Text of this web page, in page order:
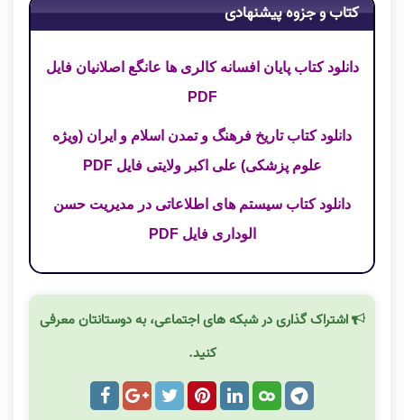
کتاب و جزوه پیشنهادی
دانلود کتاب پایان افسانه کالری ها عانگع اصلانیان فایل
PDF
دانلود کتاب تاریخ فرهنگ و تمدن اسلام و ایران (ویژه
علوم پزشکی) علی اکبر ولایتی فایل PDF
دانلود کتاب سیستم های اطلاعاتی در مدیریت حسن
الوداری فایل PDF
اشتراک گذاری در شبکه های اجتماعی، به دوستانتان معرفی
کنید.